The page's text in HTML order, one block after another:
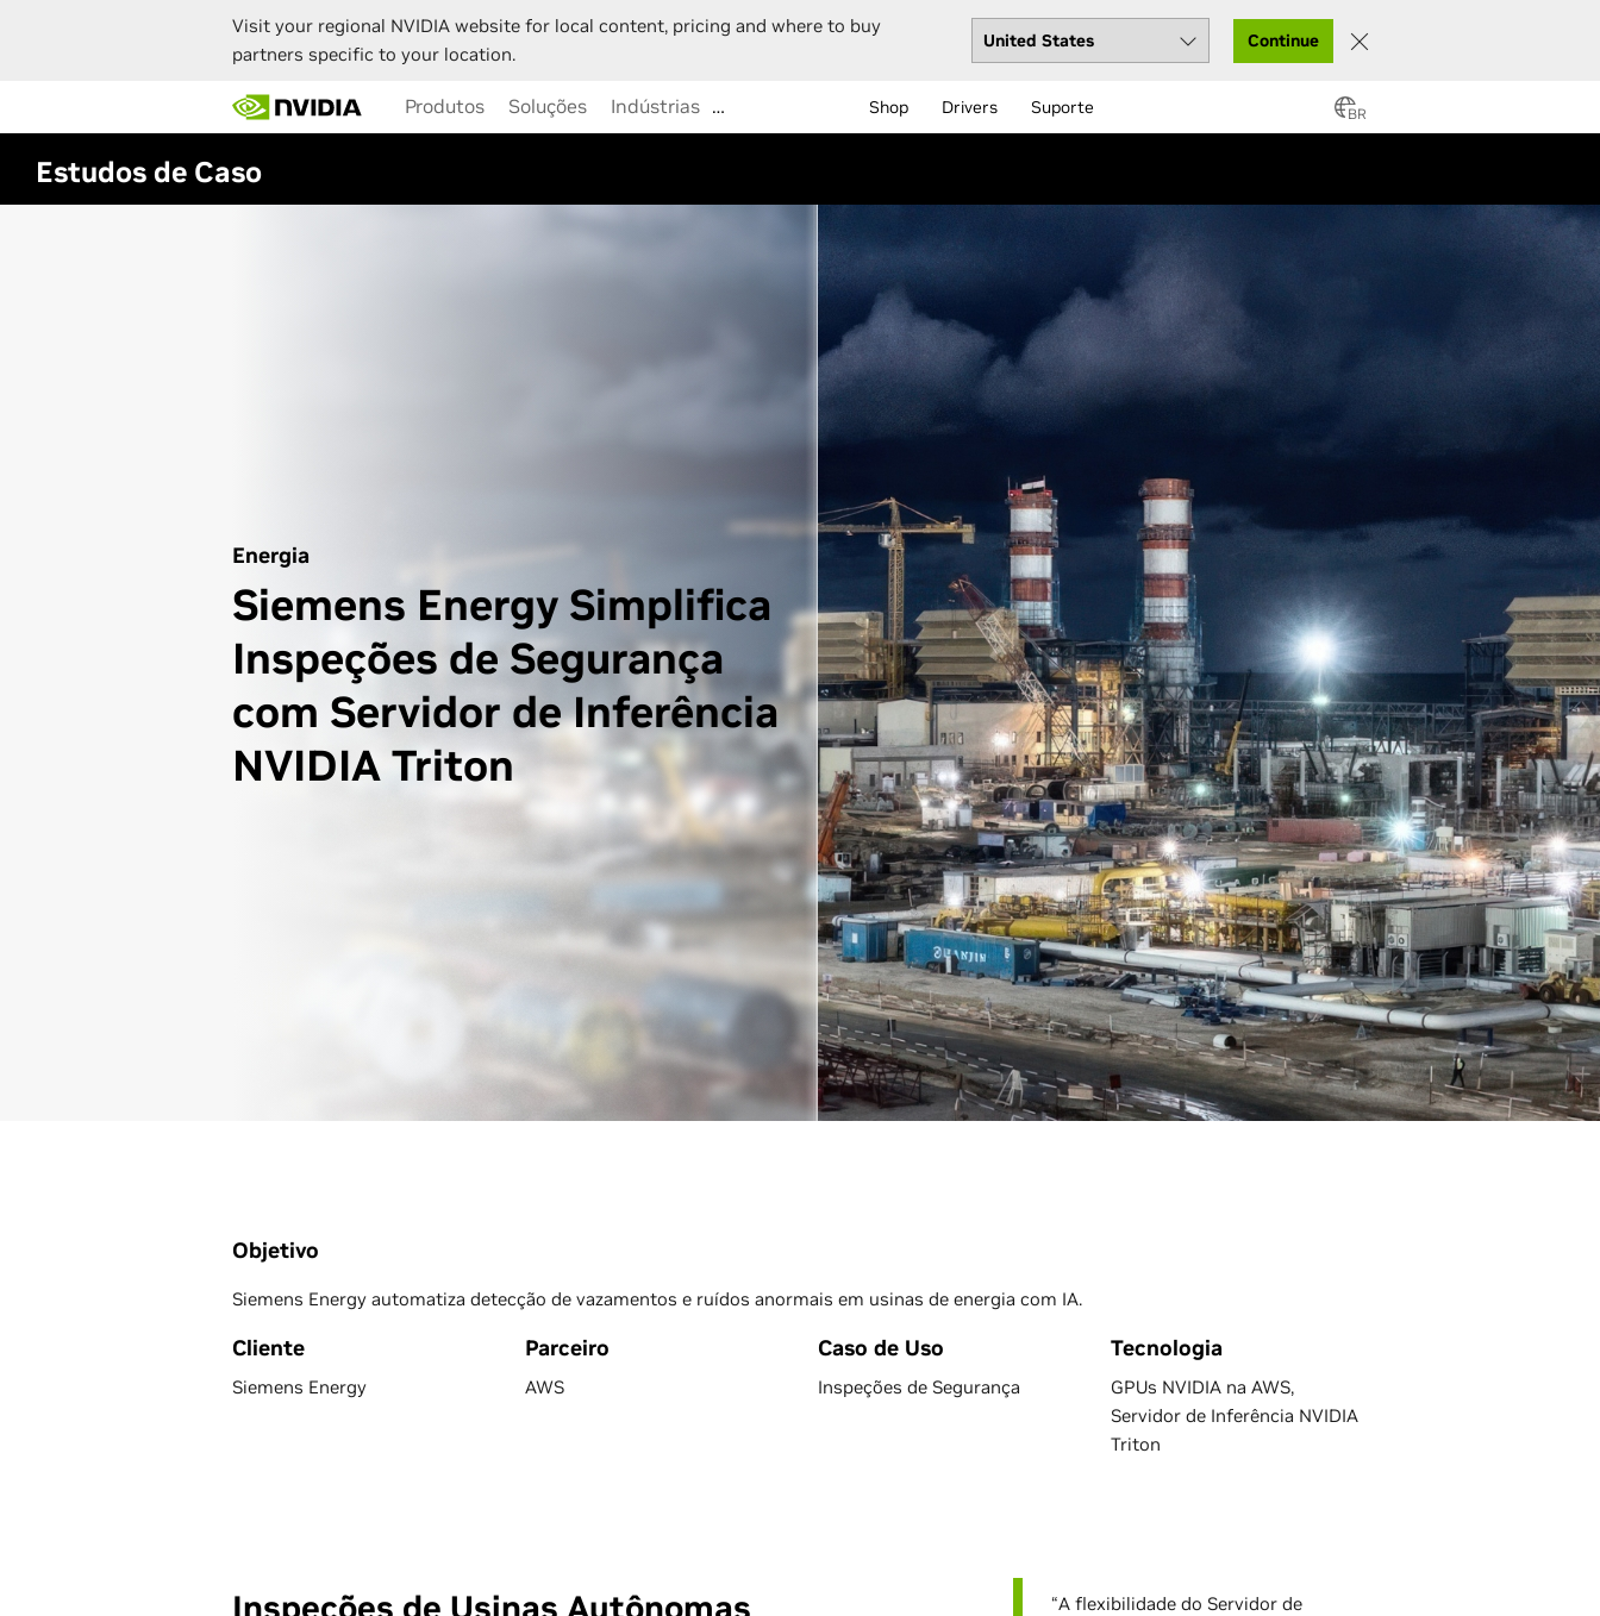
Visit your regional NVIDIA website for local content, pricing and where to buy
partners specific to your location.
Continue
main
content
Produtos Soluções Indústrias … Shop Drivers Suporte BR
Estudos de Caso
Energia
Siemens Energy Simplifica
Inspeções de Segurança
com Servidor de Inferência
NVIDIA Triton
Objetivo
Siemens Energy automatiza detecção de vazamentos e ruídos anormais em usinas de energia com IA.
Cliente
Siemens Energy
Parceiro
AWS
Caso de Uso
Inspeções de Segurança
Tecnologia
GPUs NVIDIA na AWS,
Servidor de Inferência NVIDIA
Triton
“A flexibilidade do Servidor de